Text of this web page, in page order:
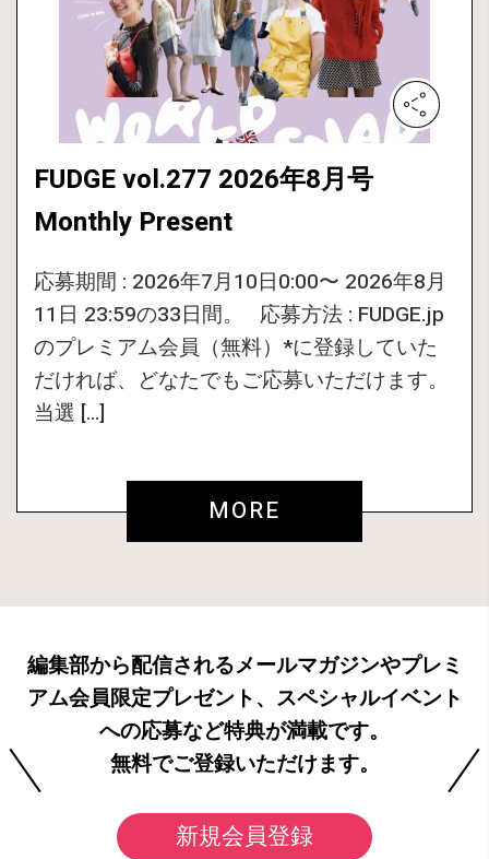
FUDGE vol.277 2026年8月号
Monthly Present
応募期間 : 2026年7月10日0:00〜 2026年8月
11日 23:59の33日間。 応募方法 : FUDGE.jp
のプレミアム会員（無料）*に登録していた
だければ、どなたでもご応募いただけます。
当選 […]
MORE
編集部から配信されるメールマガジンやプレミ
アム会員限定プレゼント、スペシャルイベント
への応募など特典が満載です。
無料でご登録いただけます。
新規会員登録